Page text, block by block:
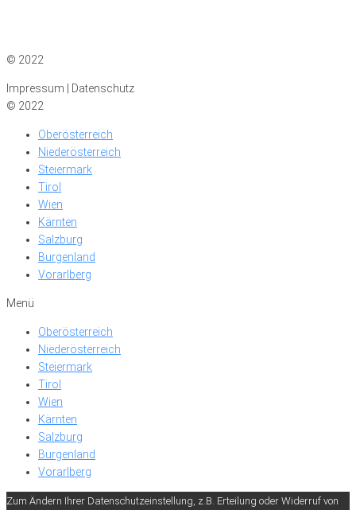
© 2022
Impressum | Datenschutz
© 2022
Oberösterreich
Niederösterreich
Steiermark
Tirol
Wien
Kärnten
Salzburg
Burgenland
Vorarlberg
Menü
Oberösterreich
Niederösterreich
Steiermark
Tirol
Wien
Kärnten
Salzburg
Burgenland
Vorarlberg
Zum Ändern Ihrer Datenschutzeinstellung, z.B. Erteilung oder Widerruf von